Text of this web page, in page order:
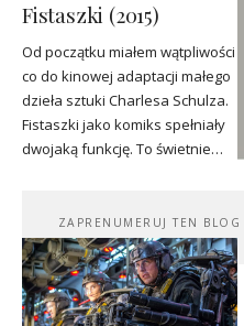
Fistaszki (2015)
Od początku miałem wątpliwości
co do kinowej adaptacji małego
dzieła sztuki Charlesa Schulza.
Fistaszki jako komiks spełniały
dwojaką funkcję. To świetnie…
ZAPRENUMERUJ TEN BLOG